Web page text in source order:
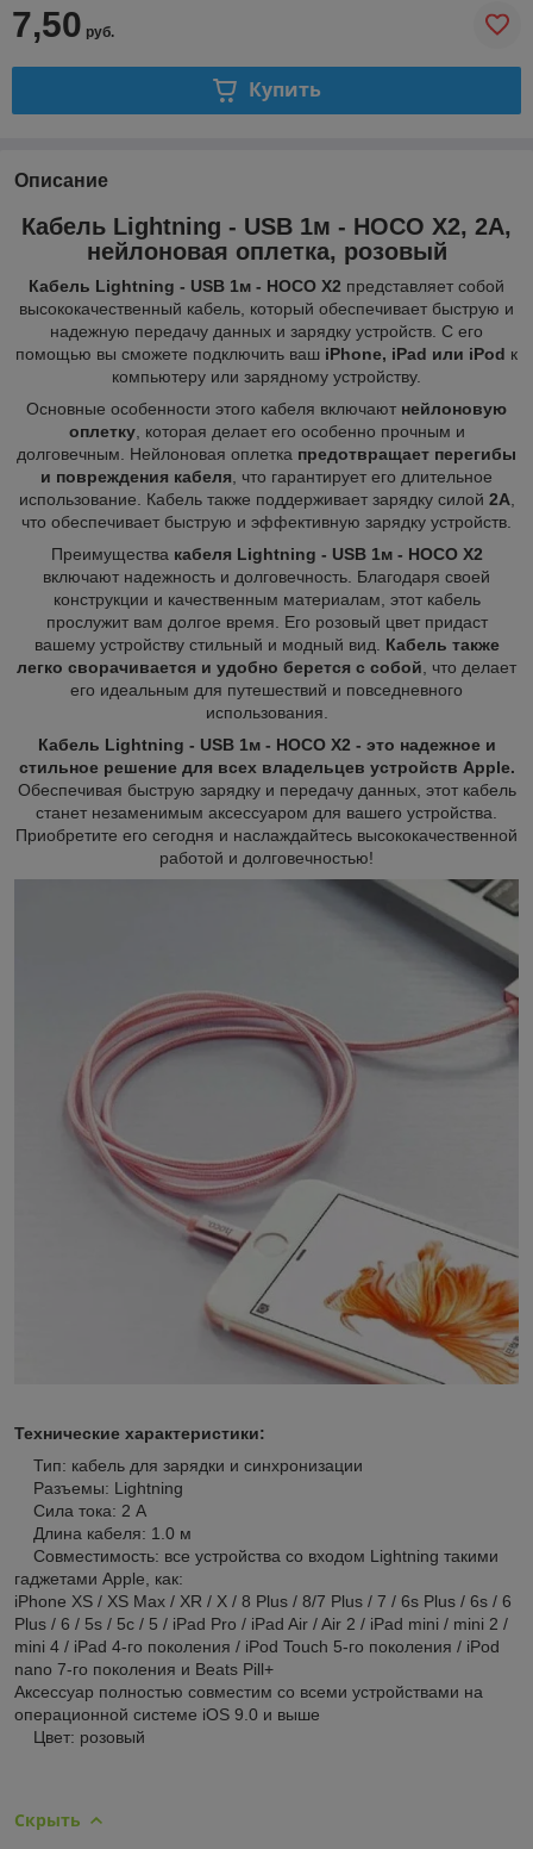
7,50 руб.
Купить
Описание
Кабель Lightning - USB 1м - HOCO X2, 2A,
нейлоновая оплетка, розовый
Кабель Lightning - USB 1м - HOCO X2 представляет собой
высококачественный кабель, который обеспечивает быструю и
надежную передачу данных и зарядку устройств. С его
помощью вы сможете подключить ваш iPhone, iPad или iPod к
компьютеру или зарядному устройству.
Основные особенности этого кабеля включают нейлоновую
оплетку, которая делает его особенно прочным и
долговечным. Нейлоновая оплетка предотвращает перегибы
и повреждения кабеля , что гарантирует его длительное
использование. Кабель также поддерживает зарядку силой 2А
что обеспечивает быструю и эффективную зарядку устройств.
Преимущества кабеля Lightning - USB 1м - HOCO X2
включают надежность и долговечность. Благодаря своей
конструкции и качественным материалам, этот кабель
прослужит вам долгое время. Его розовый цвет придаст
вашему устройству стильный и модный вид. Кабель также
легко сворачивается и удобно берется с собой , что делает
его идеальным для путешествий и повседневного
использования.
Кабель Lightning - USB 1м - HOCO X2 - это надежное и
стильное решение для всех владельцев устройств Apple.
Обеспечивая быструю зарядку и передачу данных, этот кабель
станет незаменимым аксессуаром для вашего устройства.
Приобретите его сегодня и наслаждайтесь высококачественной
работой и долговечностью!
Технические характеристики:
Тип: кабель для зарядки и синхронизации
Разъемы: Lightning
Сила тока: 2 А
Длина кабеля: 1.0 м
Совместимость: все устройства со входом Lightning такими
гаджетами Apple, как:
iPhone XS / XS Max / XR / X / 8 Plus / 8/7 Plus / 7 / 6s Plus / 6s / 6
Plus / 6 / 5s / 5c / 5 / iPad Pro / iPad Air / Air 2 / iPad mini / mini 2 /
mini 4 / iPad 4-го поколения / iPod Touch 5-го поколения / iPod
nano 7-го поколения и Beats Pill+
Аксессуар полностью совместим со всеми устройствами на
операционной системе iOS 9.0 и выше
Цвет: розовый
Скрыть